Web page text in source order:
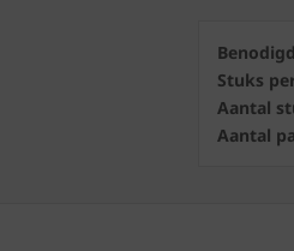
Stuks
Aantal
Aantal